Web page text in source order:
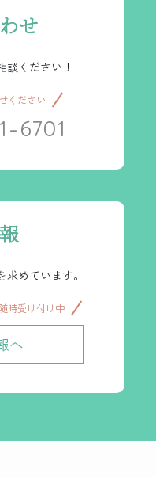
せ
談ください！
ください
6701
求めています。
時受け付け中
へ